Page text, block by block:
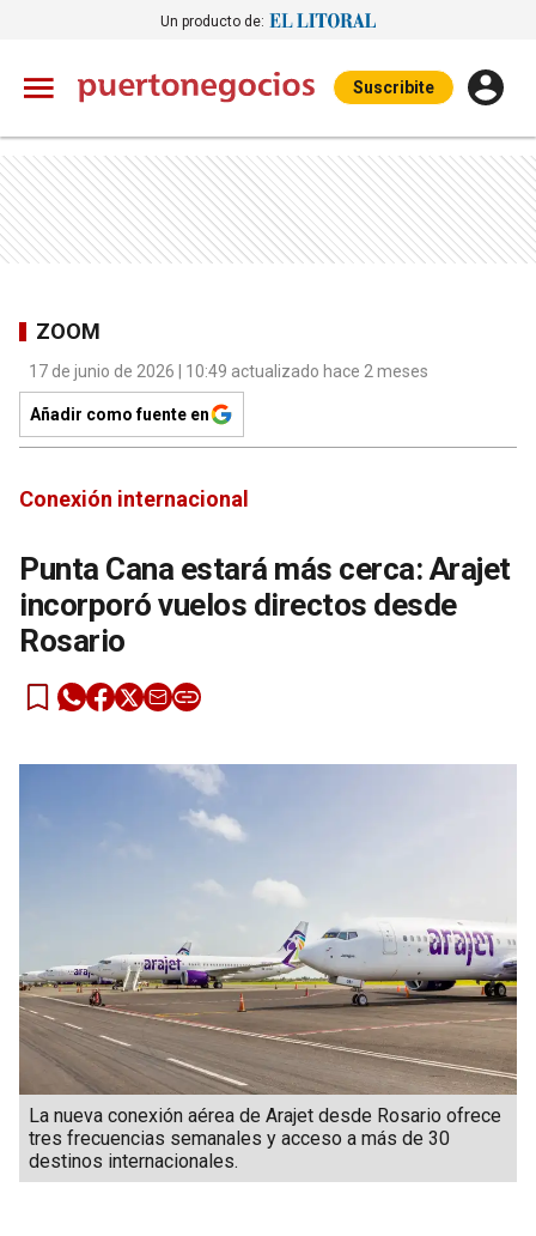
Un producto de:
Suscribite
ZOOM
17 de junio de 2026 | 10:49 actualizado hace 2 meses
Añadir como fuente en
Conexión internacional
Punta Cana estará más cerca: Arajet
incorporó vuelos directos desde
Rosario
La nueva conexión aérea de Arajet desde Rosario ofrece
tres frecuencias semanales y acceso a más de 30
destinos internacionales.